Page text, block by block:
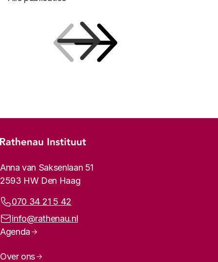
Footer-menu
Rathenau logo, naar de homepage
Contactinformatie
Anna van Saksenlaan 51
2593 HW Den Haag
Telefoonnummer:
070 34 21 5 42
E-mailadres:
info@rathenau.nl
Paginanavigatie
Agenda
Over ons